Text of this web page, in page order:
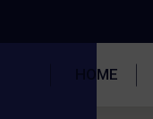
HOME